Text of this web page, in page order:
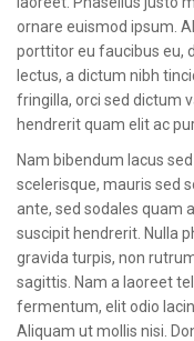
ornare euismod ipsum.
porttitor eu faucibus eu,
lectus, a dictum nibh
fringilla, orci sed dictum
hendrerit quam elit ac
Nam bibendum lacus
scelerisque, mauris sed
ante, sed sodales quam
suscipit hendrerit. Nulla
gravida turpis, non
sagittis. Nam a laoreet
fermentum, elit odio
Aliquam ut mollis nisi.